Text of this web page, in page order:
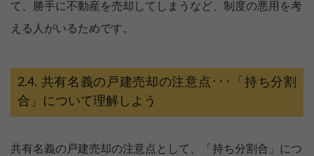
て、勝手に不動産を売却してしまうなど、制度の悪用を考
える人がいるためです。
共有名義の戸建売却の注意点･･･「持ち分割
合」について理解しよう
共有名義の戸建売却の注意点として、「持ち分割合」につ